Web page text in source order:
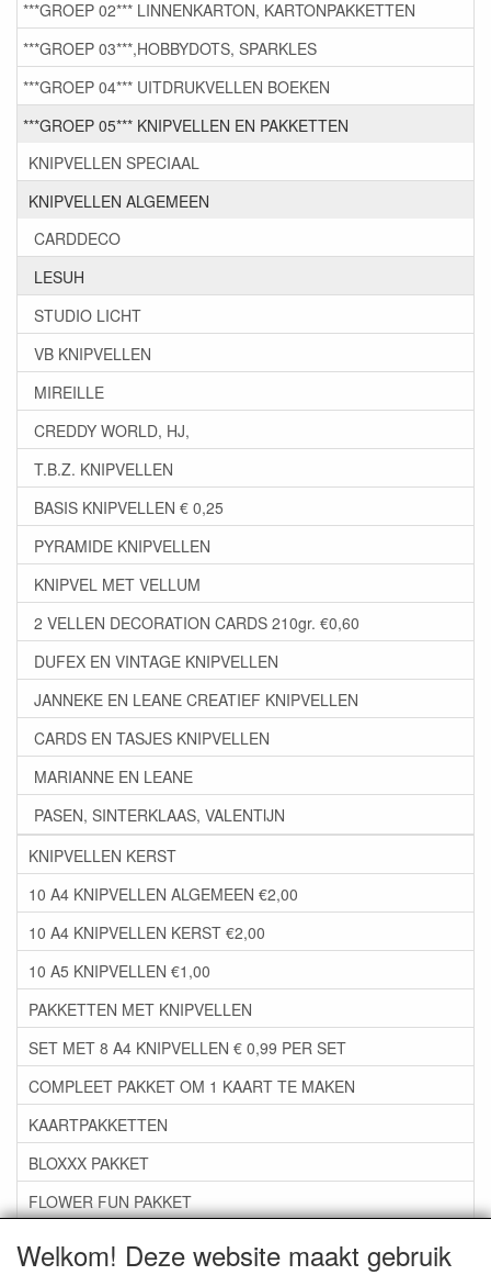
Welkom! Deze website maakt gebruik
***GROEP 02*** LINNENKARTON, KARTONPAKKETTEN
***GROEP 03***,HOBBYDOTS, SPARKLES
***GROEP 04*** UITDRUKVELLEN BOEKEN
***GROEP 05*** KNIPVELLEN EN PAKKETTEN
KNIPVELLEN SPECIAAL
KNIPVELLEN ALGEMEEN
CARDDECO
LESUH
STUDIO LICHT
VB KNIPVELLEN
MIREILLE
CREDDY WORLD, HJ,
T.B.Z. KNIPVELLEN
BASIS KNIPVELLEN € 0,25
PYRAMIDE KNIPVELLEN
KNIPVEL MET VELLUM
2 VELLEN DECORATION CARDS 210gr. €0,60
DUFEX EN VINTAGE KNIPVELLEN
JANNEKE EN LEANE CREATIEF KNIPVELLEN
CARDS EN TASJES KNIPVELLEN
MARIANNE EN LEANE
PASEN, SINTERKLAAS, VALENTIJN
KNIPVELLEN KERST
10 A4 KNIPVELLEN ALGEMEEN €2,00
10 A4 KNIPVELLEN KERST €2,00
10 A5 KNIPVELLEN €1,00
PAKKETTEN MET KNIPVELLEN
SET MET 8 A4 KNIPVELLEN € 0,99 PER SET
COMPLEET PAKKET OM 1 KAART TE MAKEN
KAARTPAKKETTEN
BLOXXX PAKKET
FLOWER FUN PAKKET
***GROEP 06*** TAPE/LIJM SNIJMALLEN STEMPELS